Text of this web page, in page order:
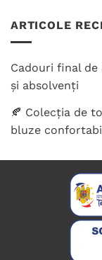
ARTICOLE
Cadouri final
și absolvenți
🍂 Colecția de
bluze